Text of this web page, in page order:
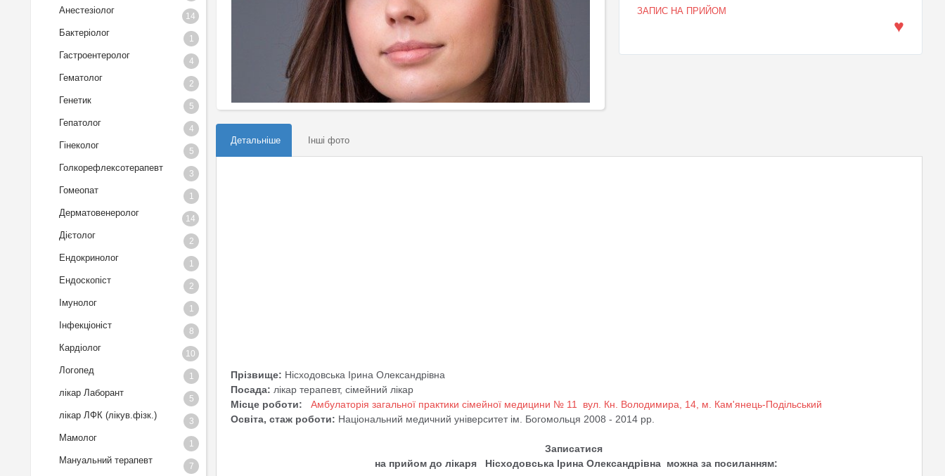
Анестезіолог
14
Бактеріолог
1
Гастроентеролог
4
Гематолог
2
Генетик
5
Гепатолог
4
Гінеколог
5
Голкорефлексотерапевт
3
Гомеопат
1
Дерматовенеролог
14
Дієтолог
2
Ендокринолог
1
Ендоскопіст
2
Імунолог
1
Інфекціоніст
8
Кардіолог
10
Логопед
1
лікар Лаборант
5
лікар ЛФК (лікув.фізк.)
3
Мамолог
1
Мануальний терапевт
7
ЗАПИС НА ПРИЙОМ
♥
Детальніше Інші фото
Прізвище: Нісходовська Ірина Олександрівна
Посада: лікар терапевт, сімейний лікар
Місце роботи:
Амбулаторія загальної практики сімейної медицини № 11 вул. Кн. Володимира, 14, м. Кам'янець-Подільський
Освіта, стаж роботи: Національний медичний університет ім. Богомольця 2008 - 2014 pp.
Записатися
на прийом до лікаря
Нісходовська Ірина Олександрівна можна за посиланням: